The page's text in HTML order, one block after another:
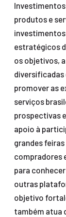
produtos e
estratégicos
os objetivos,
diversificadas
promover as
serviços
prospectivas
apoio à
grandes
compradores
para
outras
objetivo
também atua